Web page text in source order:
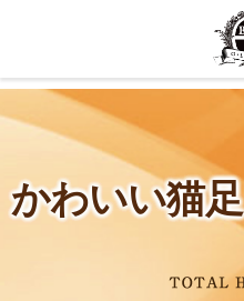
かわいい猫足